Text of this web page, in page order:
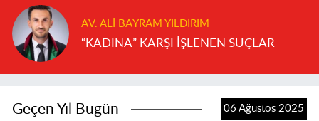
AV. ALI BAYRAM YILDIRIM
“KADINA” KARŞI İŞLENEN SUÇLAR
Geçen Yıl Bugün 06 Ağustos 2025